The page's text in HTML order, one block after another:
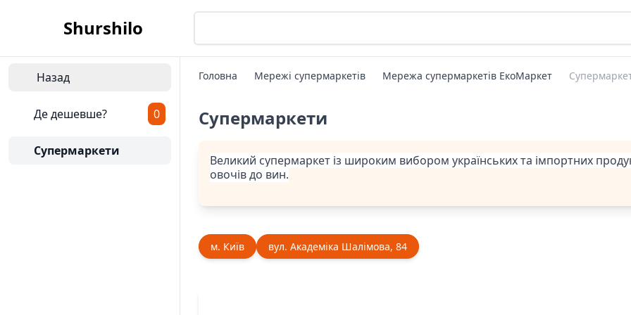
Shurshilo
Назад
Де дешевше? 0
Супермаркети
Головна Мережі супермаркетів Мережа супермаркетів ЕкоМаркет
Супермаркети
Великий супермаркет із широким вибором українських та імпортних
овочів до вин.
м. Київ вул. Академіка Шалімова, 84